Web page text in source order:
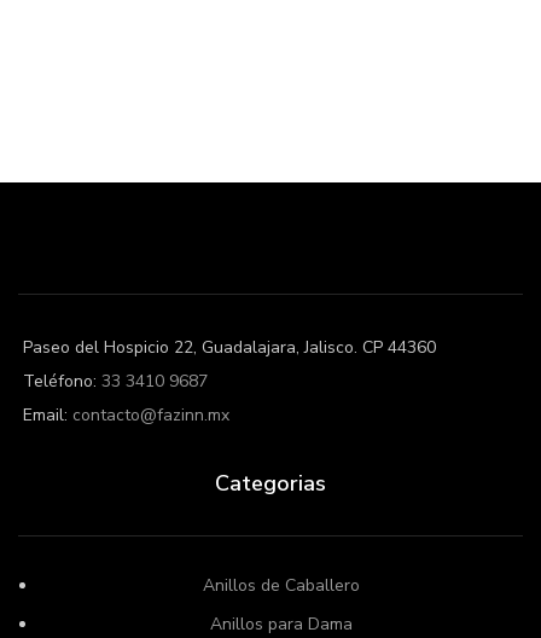
Paseo del Hospicio 22, Guadalajara, Jalisco. CP 44360
Teléfono: 33 3410 9687
Email: contacto@fazinn.mx
Categorias
Anillos de Caballero
Anillos para Dama